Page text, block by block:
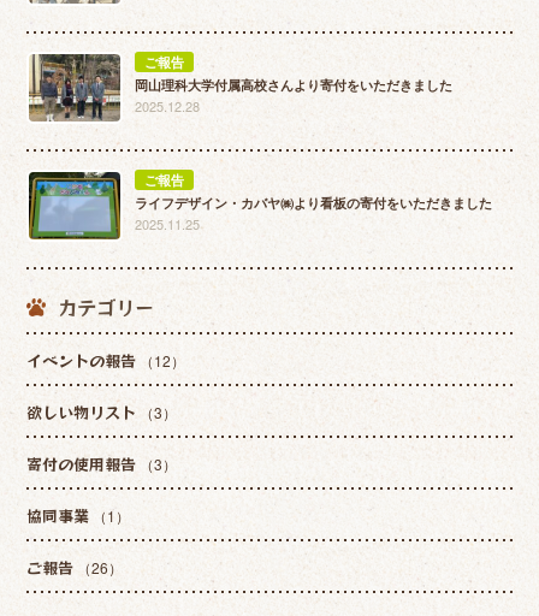
ご報告
岡山理科大学付属高校さんより寄付をいただきました
2025.12.28
ご報告
ライフデザイン・カバヤ㈱より看板の寄付をいただきました
2025.11.25
カテゴリー
イベントの報告 （12）
欲しい物リスト （3）
寄付の使用報告 （3）
協同事業 （1）
ご報告 （26）